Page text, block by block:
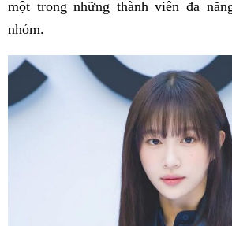
một trong những thành viên đa
nhóm.